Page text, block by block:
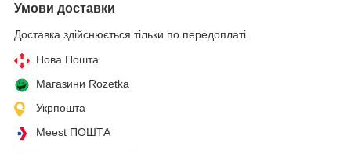
Умови доставки
Доставка здійснюється тільки по передоплаті.
Нова Пошта
Магазини Rozetka
Укрпошта
Meest ПОШТА